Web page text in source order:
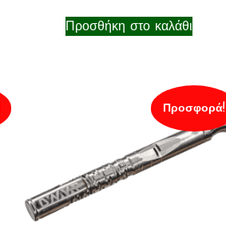
Προσθήκη στο καλάθι
Προσφορά!